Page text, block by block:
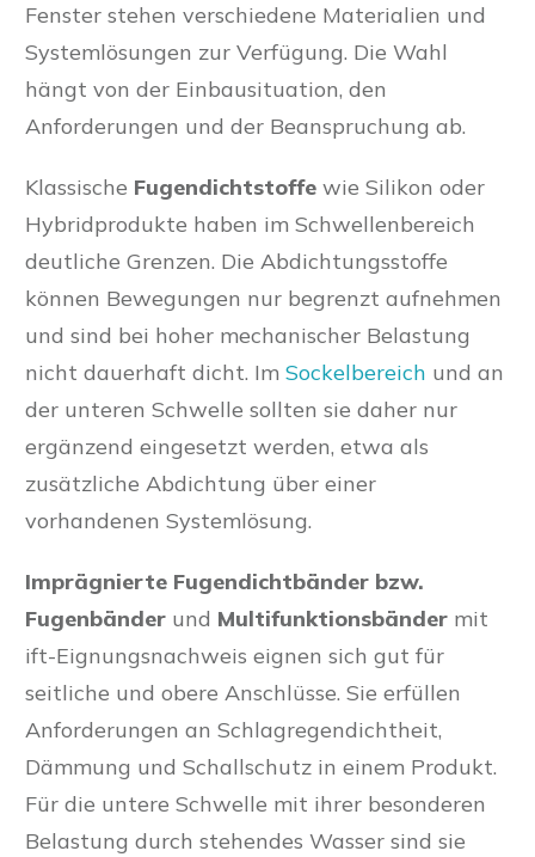
Fenster stehen verschiedene Materialien und
Systemlösungen zur Verfügung. Die Wahl
hängt von der Einbausituation, den
Anforderungen und der Beanspruchung ab.
Klassische Fugendichtstoffe wie Silikon oder
Hybridprodukte haben im Schwellenbereich
deutliche Grenzen. Die Abdichtungsstoffe
können Bewegungen nur begrenzt aufnehmen
und sind bei hoher mechanischer Belastung
nicht dauerhaft dicht. Im Sockelbereich und an
der unteren Schwelle sollten sie daher nur
ergänzend eingesetzt werden, etwa als
zusätzliche Abdichtung über einer
vorhandenen Systemlösung.
Imprägnierte Fugendichtbänder bzw.
Fugenbänder und Multifunktionsbänder mit
ift-Eignungsnachweis eignen sich gut für
seitliche und obere Anschlüsse. Sie erfüllen
Anforderungen an Schlagregendichtheit,
Dämmung und Schallschutz in einem Produkt.
Für die untere Schwelle mit ihrer besonderen
Belastung durch stehendes Wasser sind sie